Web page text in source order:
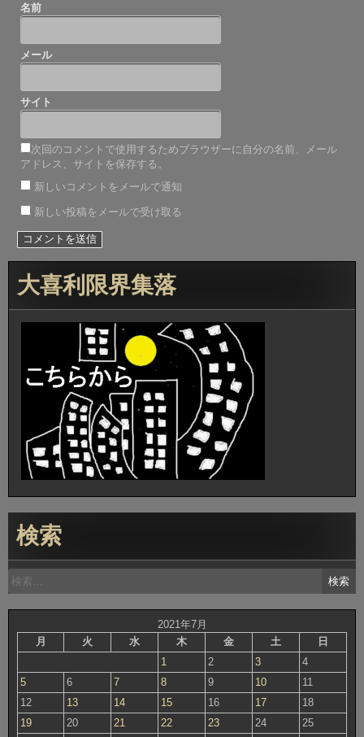
名前
メール
サイト
次回のコメントで使用するためブラウザーに自分の名前、メール
アドレス、サイトを保存する。
新しいコメントをメールで通知
新しい投稿をメールで受け取る
大喜利限界集落
検索
検
索:
2021年7月
月
火 水 木 金 土
日
1
2 3
4
5
6 7 8 9 10
11
12
13 14 15 16 17
18
19
20 21 22 23 24 25